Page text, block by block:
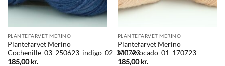
PLANTEFARVET MERINO
Plantefarvet Merino
Cochenille_03_250623_indigo_02_300723
185,00kr.
PLANTEFARVET MERINO
Plantefarvet Merino
ME_Avocado_01_170723
185,00kr.